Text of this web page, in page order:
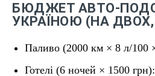
БЮДЖЕТ АВТО-
УКРАЇНОЮ (НА ДВОХ,
Паливо (2000 км × 8 л/100
Готелі (6 ночей × 1500